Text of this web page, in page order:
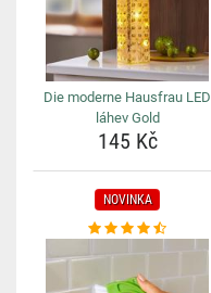
Die moderne Hausfrau LED
láhev Gold
145 Kč
NOVINKA